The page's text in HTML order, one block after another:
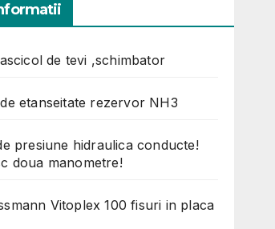
de tevi ,schimbator
etanseitate rezervor NH3
presiune hidraulica conducte!
doua manometre!
Vitoplex 100 fisuri in placa